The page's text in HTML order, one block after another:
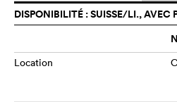
DISPONIBILITÉ : SUISSE/LI., AVEC
Location